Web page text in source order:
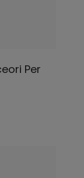
Per